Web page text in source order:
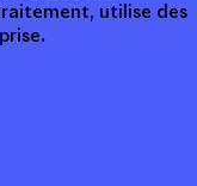
utilise des